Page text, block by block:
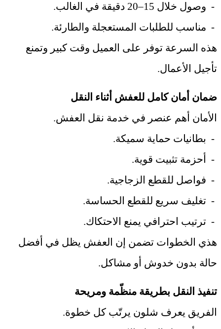
- وصول خلال 15–20 دقيقة في الغالب
.
- مناسب للطلبات المستعجلة والطارئة.
هذه السرعة توفر على العميل وقت كبير وتمنع
تأجيل الأعمال.
ضمان أمان كامل للعفش أثناء النقل
الأمان أهم عنصر في خدمة نقل العفش.
- بطانيات حماية سميكة.
-
أحزمة تثبيت قوية.
- فواصل للقطع الزجاجية.
- تغليف سريع للقطع الحساسة.
- ترتيب احترافي يمنع الاحتكاك.
هذي الخطوات تضمن إن العفش يظل في أفضل
حالة بدون خدوش أو مشاكل.
تنفيذ النقل بطريقة منظّمة ومريحة
الفريق يعرف شلون يرتّب كل خطوة.